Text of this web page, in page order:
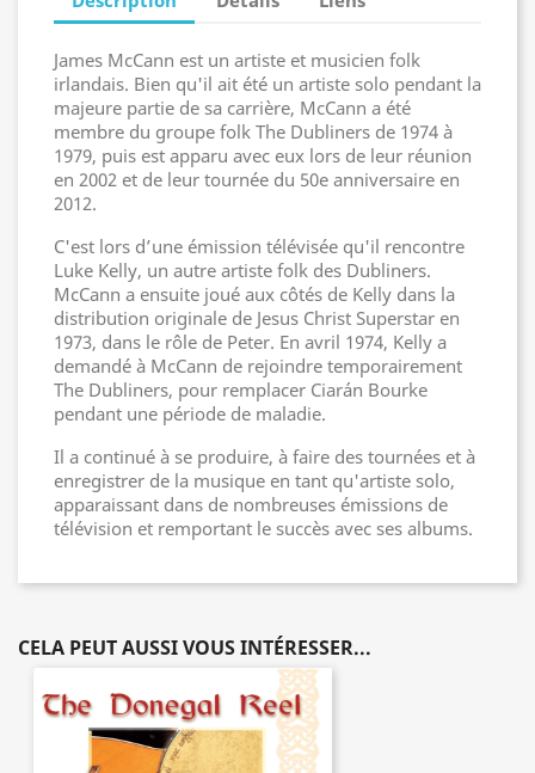
James McCann est un artiste et musicien folk
irlandais. Bien qu'il ait été un artiste solo pendant la
majeure partie de sa carrière, McCann a été
membre du groupe folk The Dubliners de 1974 à
1979, puis est apparu avec eux lors de leur réunion
en 2002 et de leur tournée du 50e anniversaire en
2012.
C'est lors d’une émission télévisée qu'il rencontre
Luke Kelly, un autre artiste folk des Dubliners.
McCann a ensuite joué aux côtés de Kelly dans la
distribution originale de Jesus Christ Superstar en
1973, dans le rôle de Peter. En avril 1974, Kelly a
demandé à McCann de rejoindre temporairement
The Dubliners, pour remplacer Ciarán Bourke
pendant une période de maladie.
Il a continué à se produire, à faire des tournées et à
enregistrer de la musique en tant qu'artiste solo,
apparaissant dans de nombreuses émissions de
télévision et remportant le succès avec ses albums.
CELA PEUT AUSSI VOUS INTÉRESSER...